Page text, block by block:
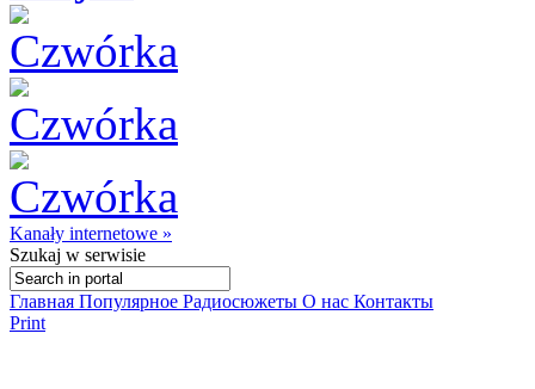
Kanały internetowe »
Szukaj w serwisie
Главная Популярное Радиосюжеты О нас Контакты
Print